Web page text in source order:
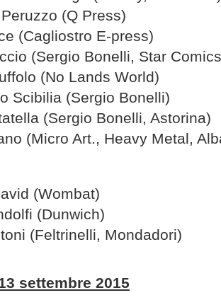
(Q Press)
(Cagliostro E-press)
(Sergio Bonelli, Star
(No Lands World)
Scibilia (Sergio Bonelli)
(Sergio Bonelli, Astorina)
(Micro Art., Heavy Metal,
(Wombat)
(Dunwich)
(Feltrinelli, Mondadori)
settembre 2015